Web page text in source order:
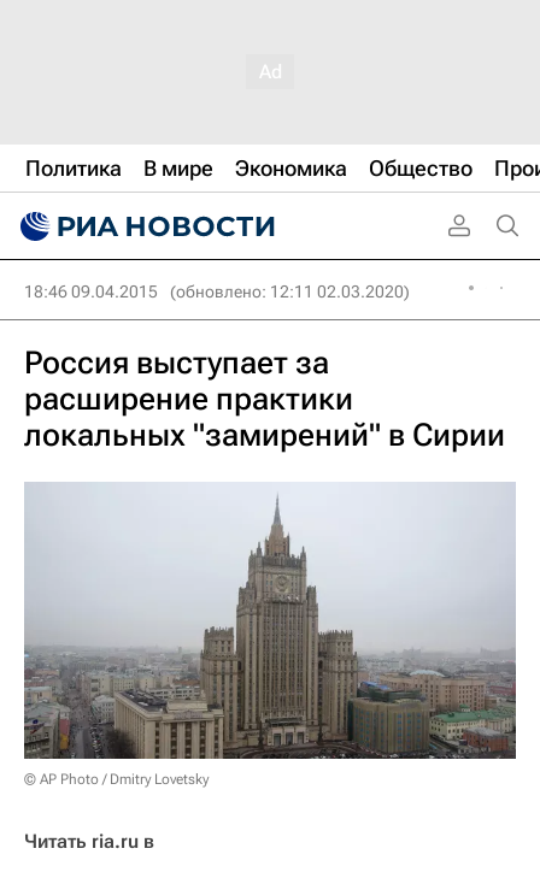
Политика В мире Экономика Общество
18:46 09.04.2015 (обновлено: 12:11 02.03.2020)
Россия выступает за
расширение практики
локальных "замирений" в Сирии
© AP Photo / Dmitry Lovetsky
Читать ria.ru в